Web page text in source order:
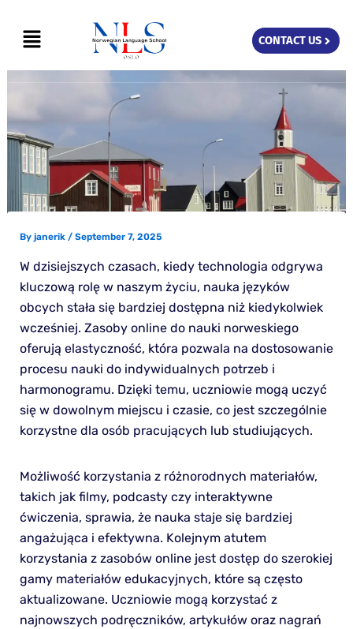
content
Menu CONTACT US
By janerik / September 7, 2025
W dzisiejszych czasach, kiedy technologia odgrywa
kluczową rolę w naszym życiu, nauka języków
obcych stała się bardziej dostępna niż kiedykolwiek
wcześniej. Zasoby online do nauki norweskiego
oferują elastyczność, która pozwala na dostosowanie
procesu nauki do indywidualnych potrzeb i
harmonogramu. Dzięki temu, uczniowie mogą uczyć
się w dowolnym miejscu i czasie, co jest szczególnie
korzystne dla osób pracujących lub studiujących.
Możliwość korzystania z różnorodnych materiałów,
takich jak filmy, podcasty czy interaktywne
ćwiczenia, sprawia, że nauka staje się bardziej
angażująca i efektywna. Kolejnym atutem
korzystania z zasobów online jest dostęp do szerokiej
gamy materiałów edukacyjnych, które są często
aktualizowane. Uczniowie mogą korzystać z
najnowszych podręczników, artykułów oraz nagrań